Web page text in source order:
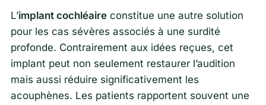
L’implant cochléaire constitue une autre solution
pour les cas sévères associés à une surdité
profonde. Contrairement aux idées reçues, cet
implant peut non seulement restaurer l’audition
mais aussi réduire significativement les
acouphènes. Les patients rapportent souvent une